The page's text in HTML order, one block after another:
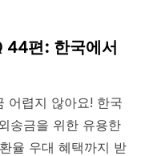
44편: 한국에서
어렵지 않아요! 한국
송금을 위한 유용한
율 우대 혜택까지 받